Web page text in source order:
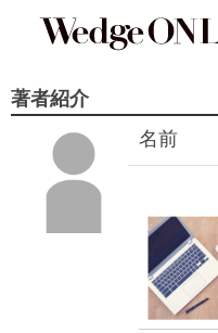
著者紹介
名前
2016/05/31